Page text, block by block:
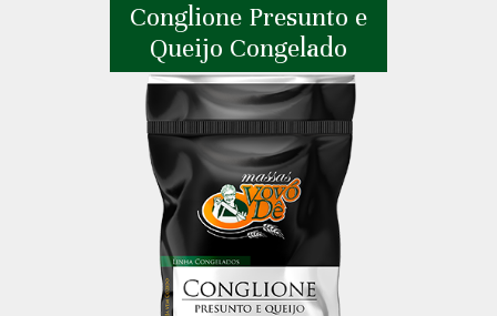
Conglione Presunto e
Queijo Congelado